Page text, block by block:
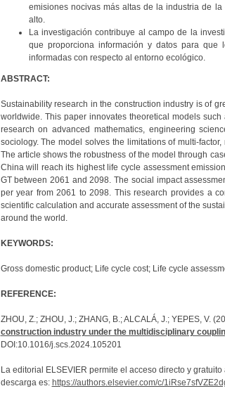
emisiones nocivas más altas de la industria de
alto.
La investigación contribuye al campo de la
que proporciona información y datos para que
informadas con respecto al entorno ecológico.
ABSTRACT:
Sustainability research in the construction industry is of
worldwide. This paper innovates theoretical models
research on advanced mathematics, engineering
sociology. The model solves the limitations of multi-
The article shows the robustness of the model through
China will reach its highest life cycle assessment
GT between 2061 and 2098. The social impact
per year from 2061 to 2098. This research provides a
scientific calculation and accurate assessment of the
around the world.
KEYWORDS:
Gross domestic product; Life cycle cost; Life cycle
REFERENCE:
ZHOU, Z.; ZHOU, J.; ZHANG, B.; ALCALÁ, J.; YEPES, V.
construction industry under the multidisciplinary
DOI:10.1016/j.scs.2024.105201
La editorial ELSEVIER permite el acceso directo y
descarga es: https://authors.elsevier.com/c/